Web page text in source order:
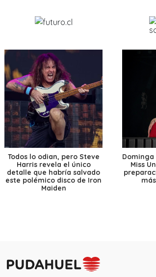
Todos lo odian, pero Steve
Harris revela el único
detalle que habría salvado
este polémico disco de Iron
Maiden
Miss